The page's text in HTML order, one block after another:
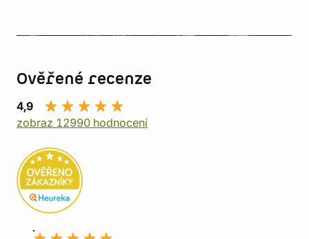
Ověřené recenze
4,9
zobraz 12990 hodnocení